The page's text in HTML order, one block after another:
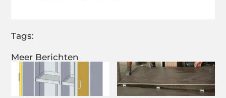
Meer Berichten
Tags: